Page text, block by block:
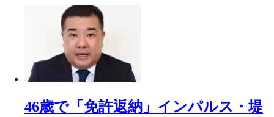
46歳で「免許返納」インパルス・堤